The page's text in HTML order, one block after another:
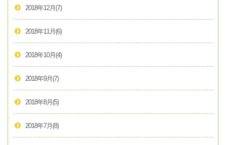
2018年12月 (7)
2018年11月 (6)
2018年10月 (4)
2018年9月 (7)
2018年8月 (5)
2018年7月 (8)